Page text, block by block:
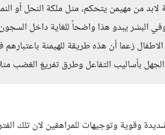
من مهيمن يتحكم، مثل ملكة النحل أو
البشر يبدو هذا واضحاً للغاية داخل
زعما أن هذه طريقة للهيمنة
بأساليب التفاعل وطرق تفريغ الغضب
وقوية وتوجيهات للمراهقين لان تلك